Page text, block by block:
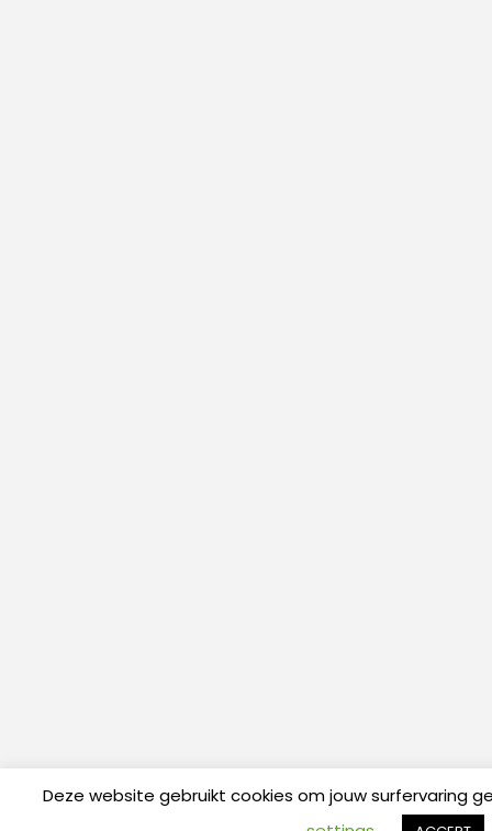
Deze website gebruikt cookies om jouw surfervaring